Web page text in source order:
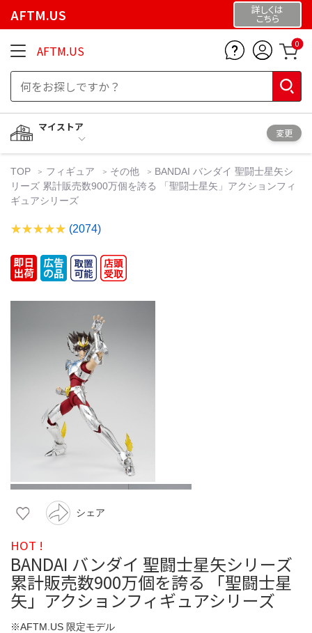
AFTM.US 詳しくは
こちら
AFTM.US 0
マイストア
変更
TOP フィギュア その他
BANDAI バンダイ 聖闘士星矢シ
リーズ 累計販売数900万個を誇る 「聖闘士星矢」アクションフィ
ギュアシリーズ
(2074)
シェア
HOT !
BANDAI バンダイ 聖闘士星矢シリーズ
累計販売数900万個を誇る 「聖闘士星
矢」アクションフィギュアシリーズ
※AFTM.US 限定モデル